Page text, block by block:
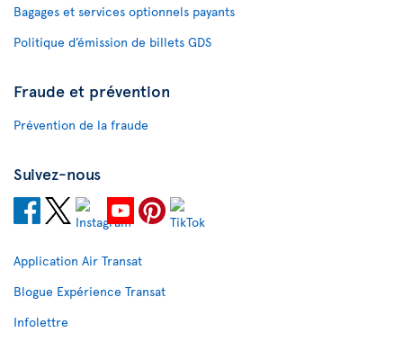
Bagages et services optionnels payants
Politique d’émission de billets GDS
Fraude et prévention
Prévention de la fraude
Suivez-nous
Application Air Transat
Blogue Expérience Transat
Infolettre